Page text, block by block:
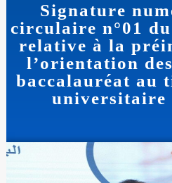
Signature
circulaire n°01
relative à la
l’orientation
baccalauréat au
universitaire